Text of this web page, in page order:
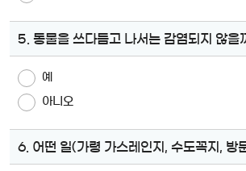
5. 동물을 쓰다듬고 나서는 감염되지 않을
예
아니오
6. 어떤 일(가령 가스레인지, 수도꼭지, 방